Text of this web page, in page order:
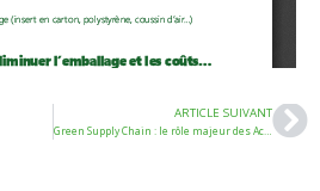
ARTICLE SUIVANT
Green Supply Chain : le rôle majeur des Achats pour décarboner le transport